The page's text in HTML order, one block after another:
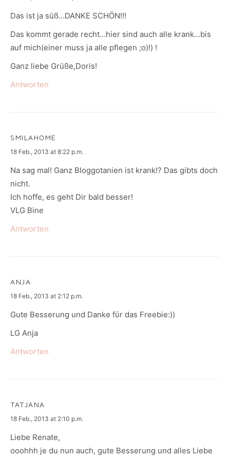
Das ist ja süß…DANKE SCHÖN!!!
Das kommt gerade recht…hier sind auch alle krank…bis
auf mich(einer muss ja alle pflegen ;o)!) !
Ganz liebe Grüße,Doris!
Antworten
SMILAHOME
says:
18 Feb., 2013 at 8:22 p.m.
Na sag mal! Ganz Bloggotanien ist krank!? Das gibts doch
nicht.
Ich hoffe, es geht Dir bald besser!
VLG Bine
Antworten
ANJA
says:
18 Feb., 2013 at 2:12 p.m.
Gute Besserung und Danke für das Freebie:))
LG Anja
Antworten
TATJANA
says:
18 Feb., 2013 at 2:10 p.m.
Liebe Renate,
ooohhh je du nun auch, gute Besserung und alles Liebe